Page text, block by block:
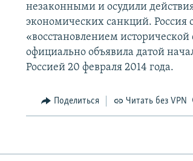
незаконными и осудили
экономических санкций. Россия
«восстановлением
официально объявила датой
Россией 20 февраля 2014 года.
Поделиться Читать без VPN